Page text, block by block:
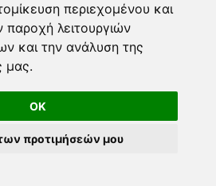
περιεχομένου και
παροχή λειτουργιών
και την ανάλυση της
μας.
OK
προτιμήσεών μου
& Πολιτική Απορρήτου